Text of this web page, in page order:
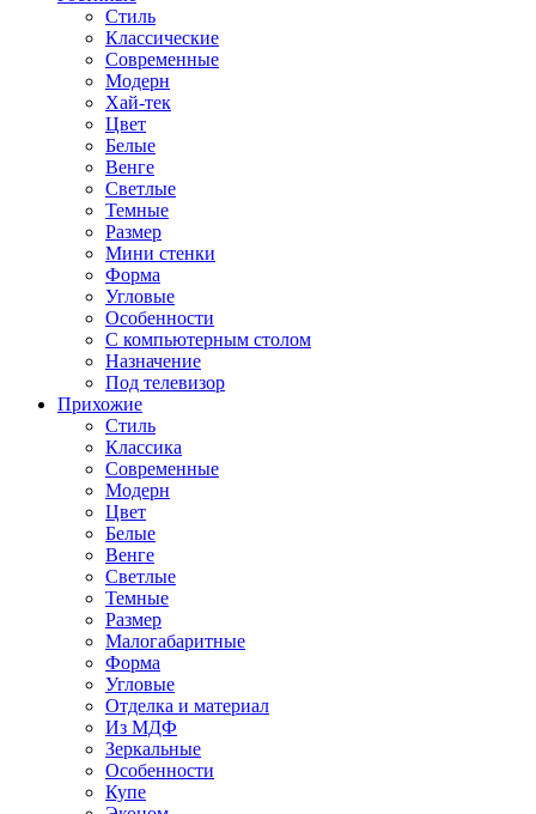
Стиль
Классические
Современные
Модерн
Хай-тек
Цвет
Белые
Венге
Светлые
Темные
Размер
Мини стенки
Форма
Угловые
Особенности
С компьютерным столом
Назначение
Под телевизор
Прихожие
Стиль
Классика
Современные
Модерн
Цвет
Белые
Венге
Светлые
Темные
Размер
Малогабаритные
Форма
Угловые
Отделка и материал
Из МДФ
Зеркальные
Особенности
Купе